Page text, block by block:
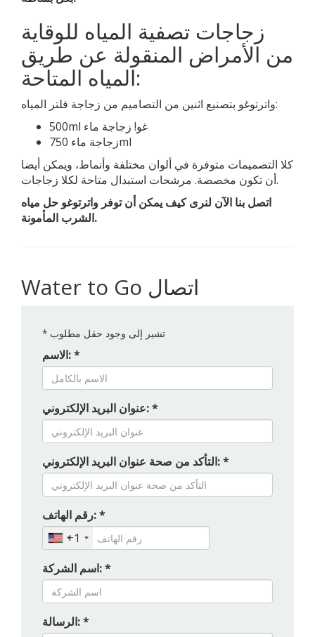
زجاجات تصفية المياه للوقاية
من الأمراض المنقولة عن طريق
المياه المتاحة:
واترتوغو بتصنيع اثنين من التصاميم من زجاجة فلتر المياه:
500ml غو! زجاجة ماء
زجاجة ماء 750ml
كلا التصميمات متوفرة في ألوان مختلفة وأنماط، ويمكن أيضا
أن تكون مخصصة. مرشحات استبدال متاحة لكلا زجاجات.
اتصل بنا الآن لنرى كيف يمكن أن توفر واترتوغو حل مياه
الشرب المأمونة.
Water to Go اتصال
* تشير إلى وجود حقل مطلوب
الاسم: *
عنوان البريد الإلكتروني: *
التأكد من صحة عنوان البريد الإلكتروني: *
رقم الهاتف: *
+1
اسم الشركة: *
الرسالة: *